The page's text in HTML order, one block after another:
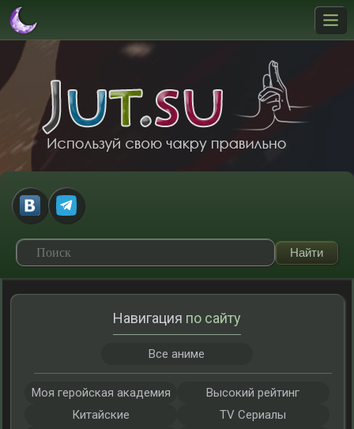
Навигация по сайту
Все аниме
Моя геройская академия
Высокий рейтинг
Китайские
TV Сериалы